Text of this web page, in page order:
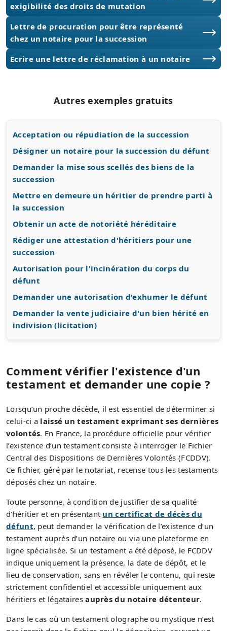
exigibilité des droits de mutation
Lettre de procuration pour être représenté
chez un notaire pour la succession
Ecrire une lettre de réclamation à un notaire
Autres exemples gratuits
Acceptation ou répudiation de la succession
Désigner un notaire pour la succession du défunt
Demander la mise sous scellés des biens de la
succession
Mettre en demeure un héritier de prendre parti à
la succession
Obtenir un acte de notoriété héréditaire
Rédiger une attestation d'héritiers pour une
succession
Autorisation pour l'incinération du corps du
défunt
Demander une autorisation d'exhumer le défunt
Demander la vente judiciaire d'un bien hérité en
indivision (licitation)
Comment vérifier l'existence d'un
testament et demander une copie ?
Lorsqu’un proche décède, il est essentiel de déterminer si
celui-ci a laissé un testament exprimant ses dernières
volontés. En France, la procédure officielle pour vérifier
l’existence d’un testament consiste à interroger le Fichier
Central des Dispositions de Dernières Volontés (FCDDV).
Ce fichier, géré par le notariat, recense tous les testaments
déposés chez un notaire.
Toute personne, à condition de justifier de sa qualité
d’héritier et en présentant un certificat de décès du
défunt, peut demander la vérification de l’existence d’un
testament auprès d’un notaire ou via une plateforme en
ligne spécialisée. Si un testament a été déposé, le FCDDV
indique uniquement la présence, la date de dépôt, et le
lieu de conservation, sans en révéler le contenu, qui reste
strictement confidentiel et accessible uniquement aux
héritiers et légatairesauprès du notaire détenteur.
Dans le cas où un testament olographe ou mystique n’est